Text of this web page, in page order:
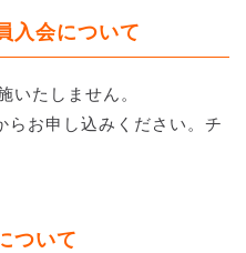
入会について
いたしません。
お申し込みください。チ
ついて